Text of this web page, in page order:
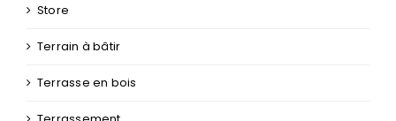
Store
Terrain à bâtir
Terrasse en bois